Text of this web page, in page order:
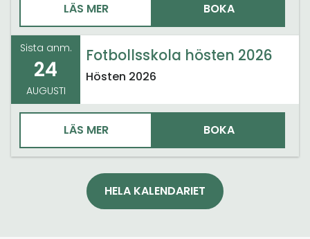
LÄS MER BOKA
Sista anm.
24
AUGUSTI
Fotbollsskola hösten 2026
Hösten 2026
LÄS MER BOKA
HELA KALENDARIET